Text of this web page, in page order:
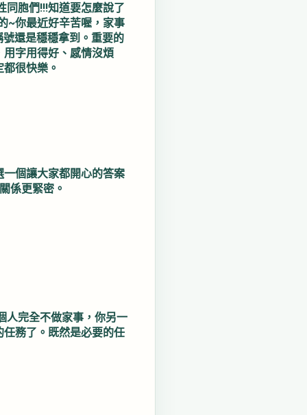
同胞們!!!知道要怎麼說了
~你最近好辛苦喔，家事
還是穩穩拿到。重要的
字用得好、感情沒煩
很快樂。
個讓大家都開心的答案
係更緊密。
人完全不做家事，你另一
務了。既然是必要的任